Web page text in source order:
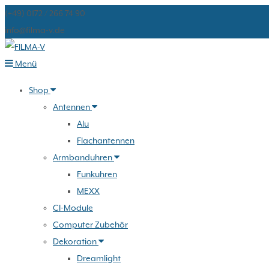
(+49) 0172 / 266 74 90
info@filma-v.de
Zum
springen
Menü
Shop
Antennen
Alu
Flachantennen
Armbanduhren
Funkuhren
MEXX
CI-Module
Computer Zubehör
Dekoration
Dreamlight